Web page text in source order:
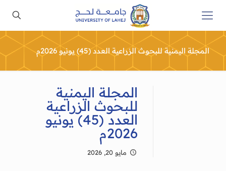
المجلة اليمنية للبحوث الزراعية العدد (45) يونيو 2026م
المجلة اليمنية
للبحوث الزراعية
العدد (45) يونيو
2026م
مايو 20, 2026